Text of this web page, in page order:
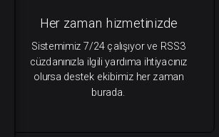
Her zaman hizmetinizde
Sistemimiz 7/24 çalışıyor ve RSS3
cüzdanınızla ilgili yardıma ihtiyacınız
olursa destek ekibimiz her zaman
burada.